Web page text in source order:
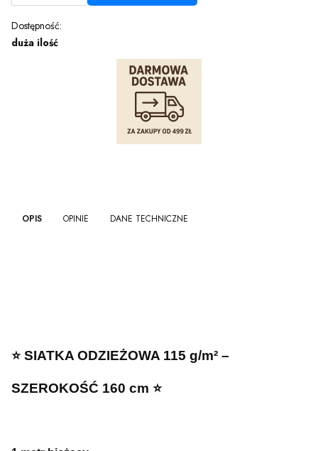
Dostępność:
duża ilość
OPIS OPINIE DANE TECHNICZNE
⭐ SIATKA ODZIEŻOWA 115 g/m² –
SZEROKOŚĆ 160 cm ⭐